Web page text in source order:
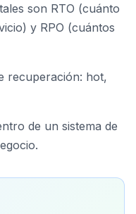
son RTO (cuánto
y RPO (cuántos
recuperación: hot,
de un sistema de